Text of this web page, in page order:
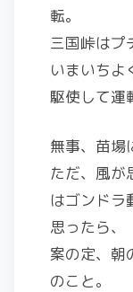
転。
三国峠はプ
いまいちよ
駆使して運
無事、苗場
ただ、風が
はゴンドラ
思ったら、
案の定、朝
のこと。